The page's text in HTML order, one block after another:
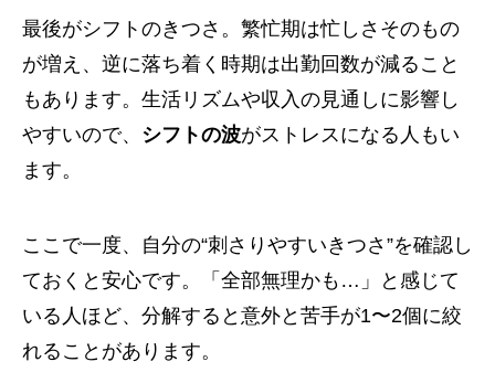
最後がシフトのきつさ。繁忙期は忙しさそのもの
が増え、逆に落ち着く時期は出勤回数が減ること
もあります。生活リズムや収入の見通しに影響し
やすいので、 シフトの波がストレスになる人もい
ます。
ここで一度、自分の“刺さりやすいきつさ”を確認し
ておくと安心です。「全部無理かも…」と感じて
いる人ほど、分解すると意外と苦手が1〜2個に絞
れることがあります。